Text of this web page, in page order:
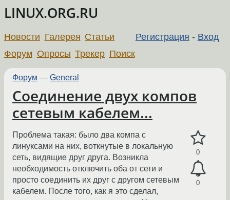
LINUX.ORG.RU
Регистрация - Вход
Новости Галерея Статьи
Форум Опросы Трекер Поиск
Форум — General
Соединение двух компов
сетевым кабелем...
0
0
Проблема такая: было два компа с
линуксами на них, воткнутые в локальную
сеть, видящие друг друга. Возникла
необходимость отключить оба от сети и
просто соединить их друг с другом сетевым
кабелем. После того, как я это сделал,